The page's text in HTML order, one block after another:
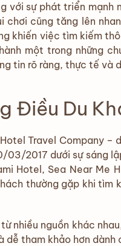
với sự phát triển mạnh
cũng tăng lên
khiến việc tìm kiếm
một trong những
tin rõ ràng, thực tế và
Điều Du
Travel Company –
2017 dưới sự sáng
Hotel, Sea Near Me
thường gặp khi tìm
nhiều nguồn khác
tham khảo hơn dành